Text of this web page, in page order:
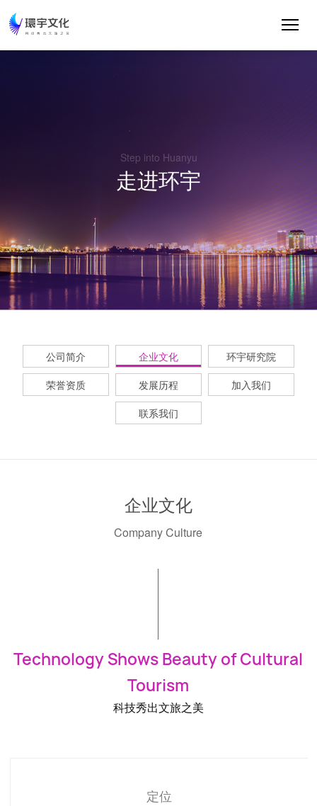
Step into Huanyu
走进环宇
公司简介 企业文化 环宇研究院
荣誉资质 发展历程 加入我们
联系我们
企业文化
Company Culture
Technology Shows Beauty of Cultural
Tourism
科技秀出文旅之美
定位